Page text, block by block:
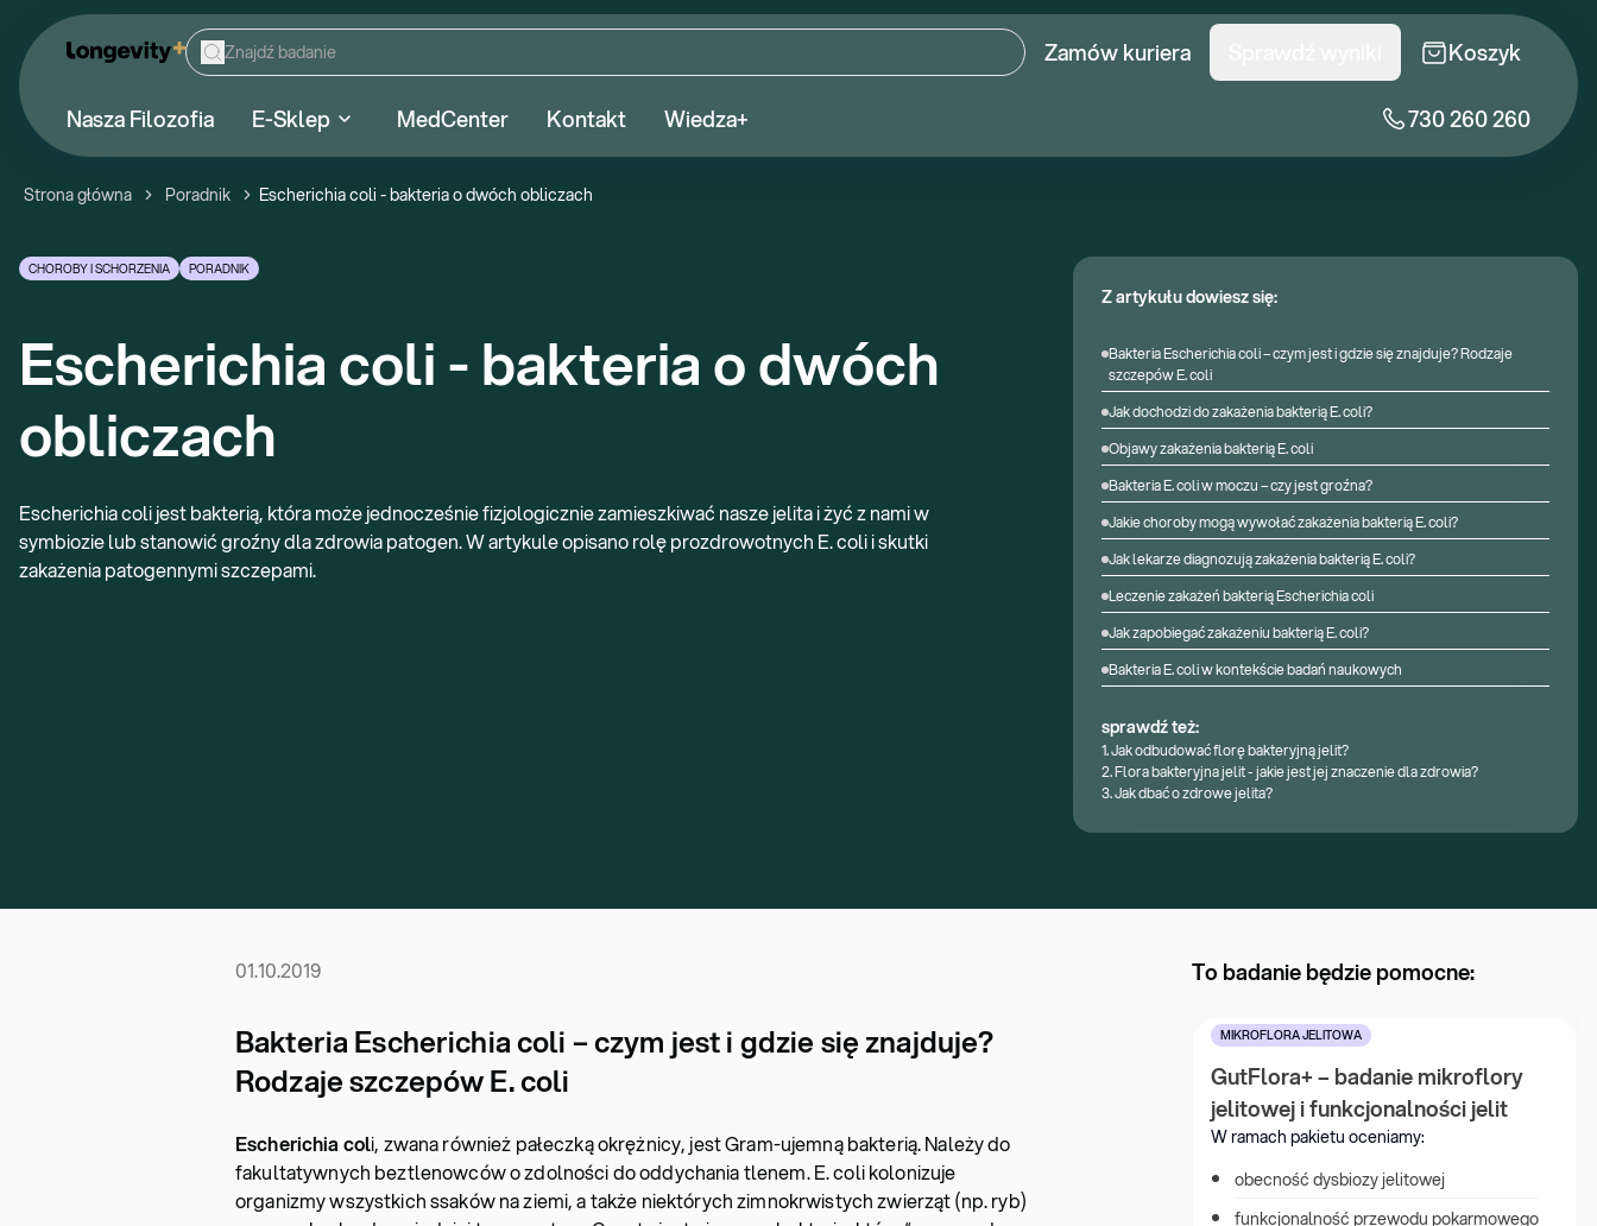
Zamów kuriera Koszyk
Nasza Filozofia E-Sklep MedCenter Kontakt Wiedza+ 730 260 260
Strona główna Poradnik Escherichia coli - bakteria o dwóch obliczach
CHOROBY I SCHORZENIA PORADNIK
Escherichia coli - bakteria o dwóch
obliczach
Escherichia coli jest bakterią, która może jednocześnie fizjologicznie zamieszkiwać nasze jelita i żyć z nami w
symbiozie lub stanowić groźny dla zdrowia patogen. W artykule opisano rolę prozdrowotnych E. coli i skutki
zakażenia patogennymi szczepami.
Z artykułu dowiesz się:
Bakteria Escherichia coli – czym jest i gdzie się znajduje? Rodzaje
szczepów E. coli
Jak dochodzi do zakażenia bakterią E. coli?
Objawy zakażenia bakterią E. coli
Bakteria E. coli w moczu – czy jest groźna?
Jakie choroby mogą wywołać zakażenia bakterią E. coli?
Jak lekarze diagnozują zakażenia bakterią E. coli?
Leczenie zakażeń bakterią Escherichia coli
Jak zapobiegać zakażeniu bakterią E. coli?
Bakteria E. coli w kontekście badań naukowych
sprawdź też:
1.Jak odbudować florę bakteryjną jelit?
2.Flora bakteryjna jelit - jakie jest jej znaczenie dla zdrowia?
3.Jak dbać o zdrowe jelita?
01.10.2019
Bakteria Escherichia coli – czym jest i gdzie się znajduje?
Rodzaje szczepów E. coli
Escherichia coli, zwana również pałeczką okrężnicy, jest Gram-ujemną bakterią. Należy do
fakultatywnych beztlenowców o zdolności do oddychania tlenem. E. coli kolonizuje
organizmy wszystkich ssaków na ziemi, a także niektórych zimnokrwistych zwierząt (np. ryb)
To badanie będzie pomocne:
MIKROFLORA JELITOWA
GutFlora+ – badanie mikroflory
jelitowej i funkcjonalności jelit
W ramach pakietu oceniamy:
obecność dysbiozy jelitowej
funkcjonalność przewodu pokarmowego